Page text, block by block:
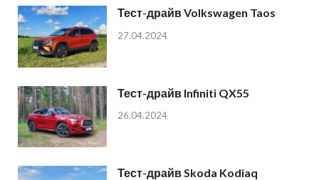
Тест-драйв Volkswagen Taos
27.04.2024
Тест-драйв Infiniti QX55
26.04.2024
Тест-драйв Skoda Kodiaq